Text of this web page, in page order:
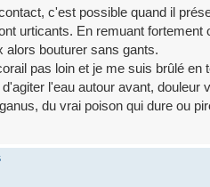
c'est possible quand il
urticants. En remuant fortement
alors bouturer sans gants.
pas loin et je me suis brûlé en
l'eau autour avant, douleur
du vrai poison qui dure ou